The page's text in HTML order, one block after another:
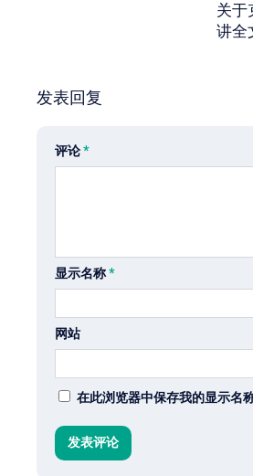
关于
讲全
发表回复
评论*
显示名称*
网站
在此浏览器中保存我的显示名